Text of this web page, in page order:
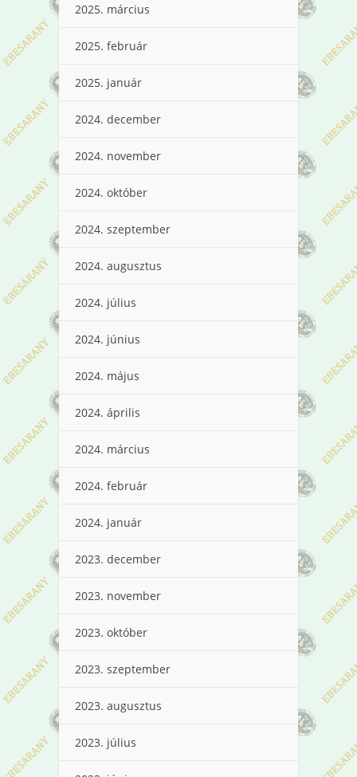
2025. március
2025. február
2025. január
2024. december
2024. november
2024. október
2024. szeptember
2024. augusztus
2024. július
2024. június
2024. május
2024. április
2024. március
2024. február
2024. január
2023. december
2023. november
2023. október
2023. szeptember
2023. augusztus
2023. július